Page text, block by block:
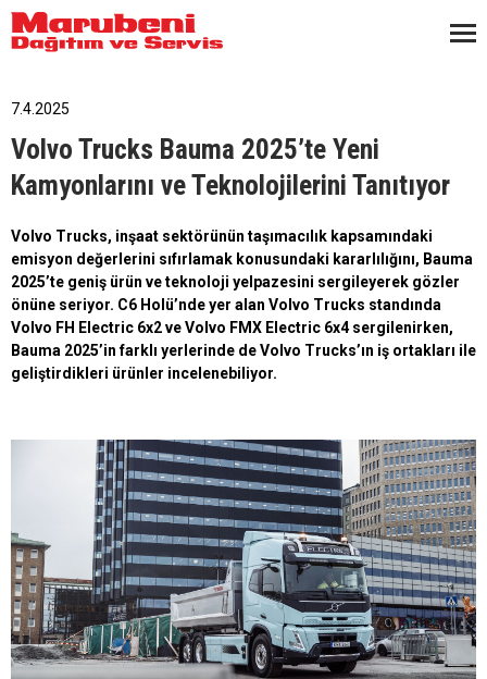
7.4.2025
Volvo Trucks Bauma 2025’te Yeni
Kamyonlarını ve Teknolojilerini Tanıtıyor
Volvo Trucks, inşaat sektörünün taşımacılık kapsamındaki
emisyon değerlerini sıfırlamak konusundaki kararlılığını, Bauma
2025’te geniş ürün ve teknoloji yelpazesini sergileyerek gözler
önüne seriyor. C6 Holü’nde yer alan Volvo Trucks standında
Volvo FH Electric 6x2 ve Volvo FMX Electric 6x4 sergilenirken,
Bauma 2025’in farklı yerlerinde de Volvo Trucks’ın iş ortakları ile
geliştirdikleri ürünler incelenebiliyor.